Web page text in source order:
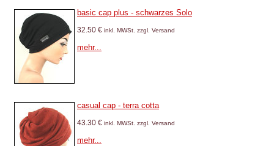
basic cap plus - schwarzes Solo
32.50 € inkl. MWSt. zzgl. Versand
mehr...
casual cap - terra cotta
43.30 € inkl. MWSt. zzgl. Versand
mehr...